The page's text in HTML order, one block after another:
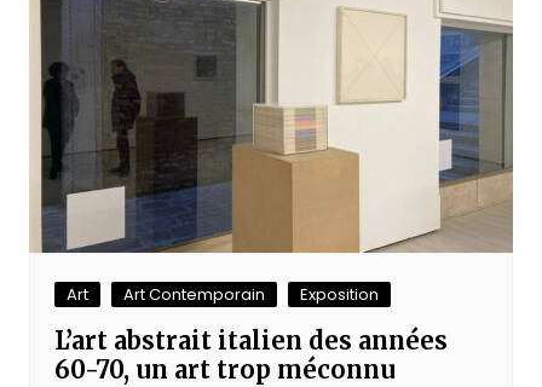
Art Art Contemporain Exposition
L’art abstrait italien des années
60-70, un art trop méconnu